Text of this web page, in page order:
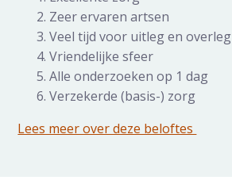
Zeer ervaren artsen
Veel tijd voor uitleg en overleg
Vriendelijke sfeer
Alle onderzoeken op 1 dag
Verzekerde (basis-) zorg
Lees meer over deze beloftes